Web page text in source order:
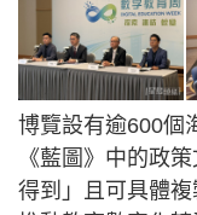
博覽設有逾600個
《藍圖》中的政
得到」且可具體